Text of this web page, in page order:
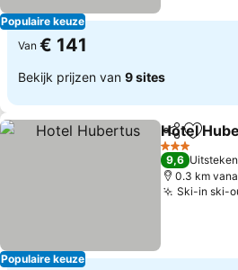
Populaire keuze
Van € 141
Bekijk prijzen van 9 sites
Populaire keuze
Delen
Hotel
3 Sterren
9,6
0.3 km
Ski-in ski-